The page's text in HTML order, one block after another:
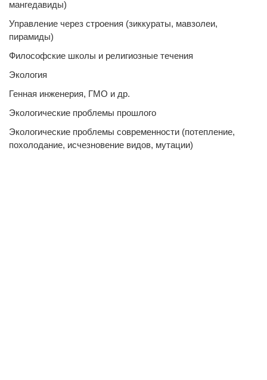
мангедавиды)
Управление через строения (зиккураты, мавзолеи,
пирамиды)
Философские школы и религиозные течения
Экология
Генная инженерия, ГМО и др.
Экологические проблемы прошлого
Экологические проблемы современности (потепление,
похолодание, исчезновение видов, мутации)